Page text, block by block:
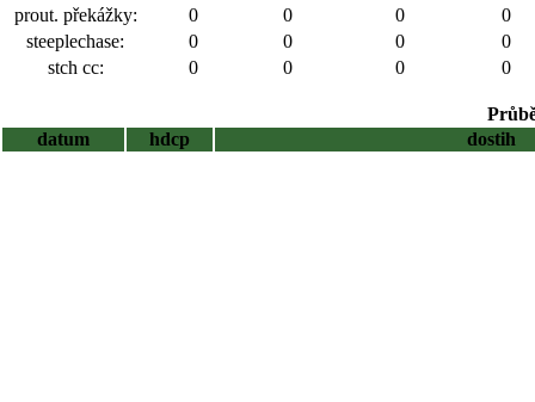
prout. překážky:
0 0 0
0
steeplechase:
0 0 0
0
stch cc:
0 0 0 0
datum
hdcp dostih